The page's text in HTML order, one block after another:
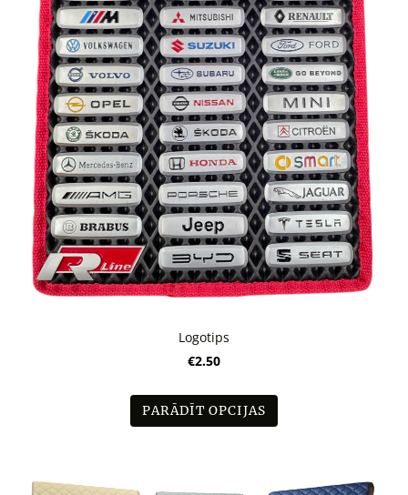
Logotips
€2.50
PARĀDĪT OPCIJAS